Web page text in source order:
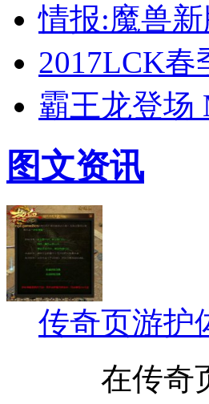
情报:魔兽
2017LCK春
霸王龙登场
图文资讯
传奇页游护
在传奇页